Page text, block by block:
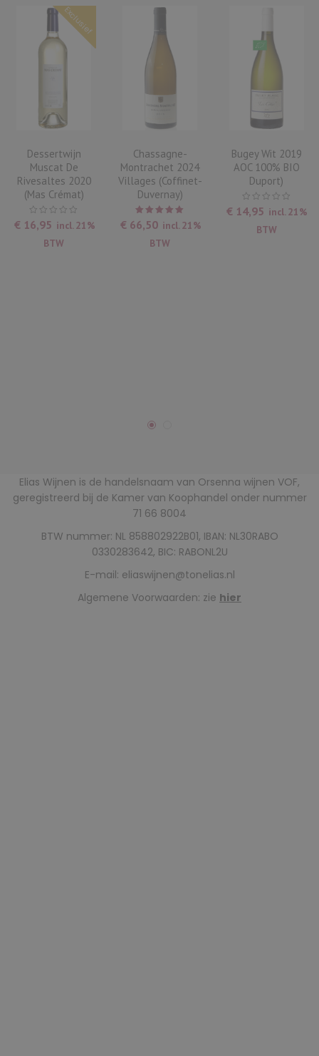
Exclusief
Dessertwijn
Muscat De
Rivesaltes 2020
(Mas Crémat)
€16,95 incl. 21%
BTW
Chassagne-
Montrachet 2024
Villages (Coffinet-
Duvernay)
Waardering
5.00
uit
€66,50 incl. 21%
BTW
Bugey Wit 2019
AOC 100% BIO
Duport)
€ 14,95 incl. 21%
BTW
Elias Wijnen is de handelsnaam van Orsenna wijnen VOF,
geregistreerd bij de Kamer van Koophandel onder nummer
71 66 8004
BTW nummer: NL 858802922B01, IBAN: NL30RABO
0330283642, BIC: RABONL2U
E-mail: eliaswijnen@tonelias.nl
Algemene Voorwaarden: zie hier